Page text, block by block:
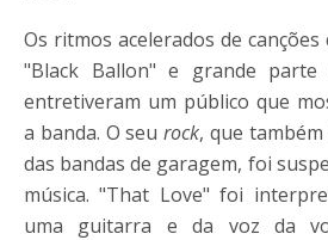
Os ritmos acelerados de
"Black Ballon" e grande
entretiveram um público que
a banda. O seurock, que
das bandas de garagem, foi
música. "That Love" foi
uma guitarra e da voz da